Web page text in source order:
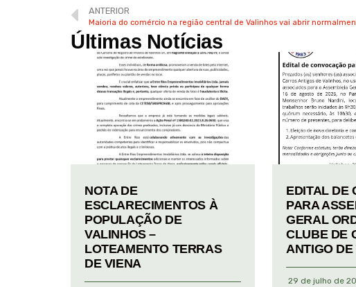
ANTERIOR
Maioria do comércio na região central de Valinhos vai abrir
Últimas Notícias
NOTA DE
ESCLARECIMENTOS À
POPULAÇÃO DE
VALINHOS –
LOTEAMENTO TERRAS
DE VIENA
EDITAL DE
PARA
GERAL
CLUBE DE
ANTIGO
29 de julho de